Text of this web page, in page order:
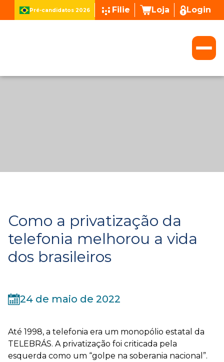
Pré-candidatos 2026 Filie Loja Login
Como a privatização da
telefonia melhorou a vida
dos brasileiros
24 de maio de 2022
Até 1998, a telefonia era um monopólio estatal da
TELEBRÁS. A privatização foi criticada pela
esquerda como um “golpe na soberania nacional”.